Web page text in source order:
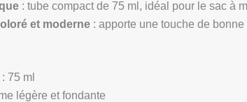
: tube compact de 75 ml, idéal pour le sac à
et moderne : apporte une touche de
: 75 ml
légère et fondante